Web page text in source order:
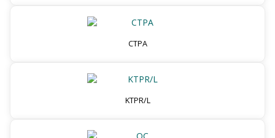
CTPA
KTPR/L